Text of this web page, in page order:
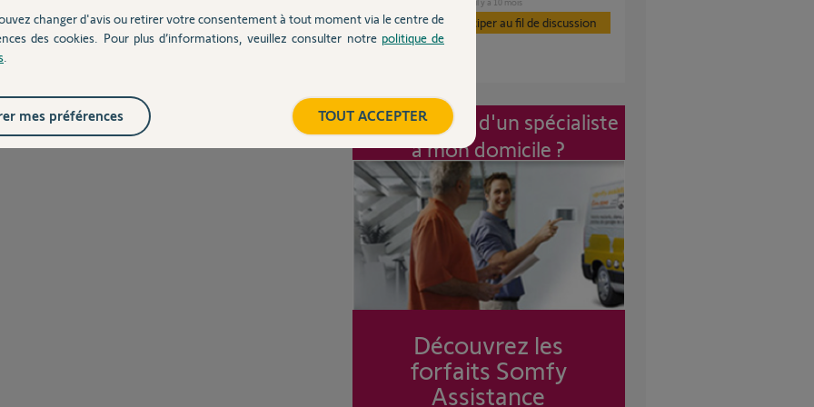
Posez votre question
Participer au fil de discussion
Intervention d'un spécialiste
à mon domicile ?
Découvrez les
forfaits Somfy
Assistance
changer d'avis ou retirer votre consentement à tout moment via le centre de
des cookies. Pour plus d’informations, veuillez consulter notre politique de
TOUT ACCEPTER
mes préférences